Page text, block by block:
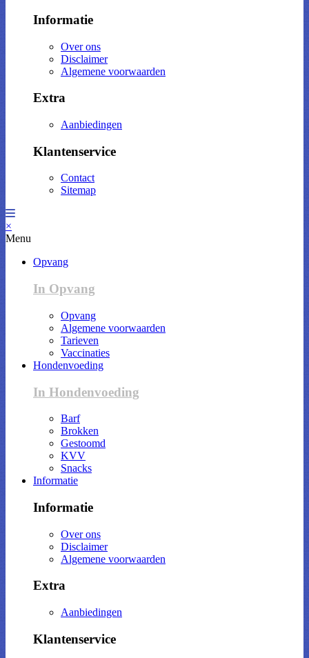
Informatie
Over ons
Disclaimer
Algemene voorwaarden
Extra
Aanbiedingen
Klantenservice
Contact
Sitemap
×
Menu
Opvang
In Opvang
Opvang
Algemene voorwaarden
Tarieven
Vaccinaties
Hondenvoeding
In Hondenvoeding
Barf
Brokken
Gestoomd
KVV
Snacks
Informatie
Informatie
Over ons
Disclaimer
Algemene voorwaarden
Extra
Aanbiedingen
Klantenservice